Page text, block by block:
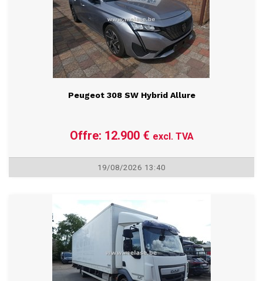
Peugeot 308 SW Hybrid Allure
Offre: 12.900 €excl. TVA
19/08/2026 13:40